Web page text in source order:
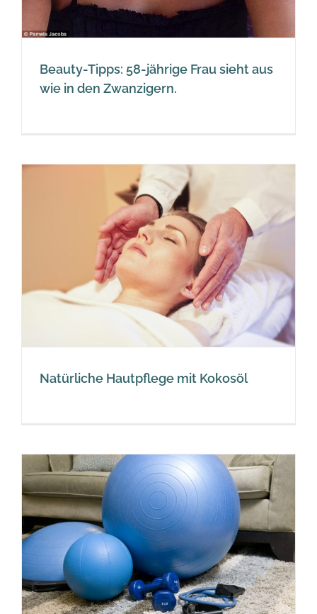
Beauty-Tipps: 58-jährige Frau sieht aus
wie in den Zwanzigern.
Natürliche Hautpflege mit Kokosöl